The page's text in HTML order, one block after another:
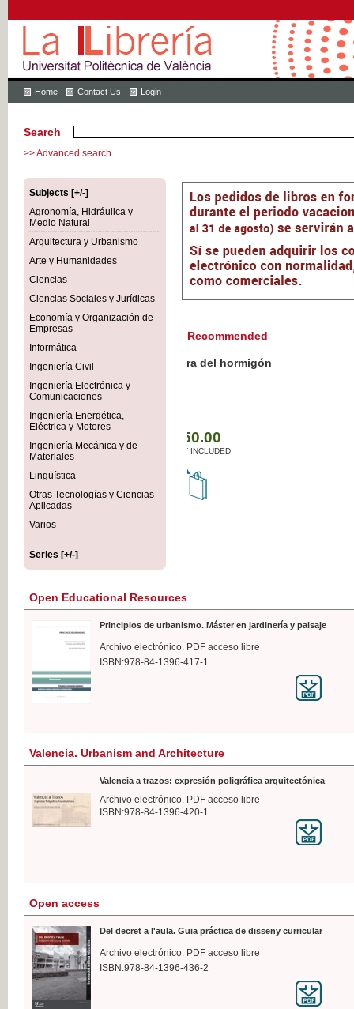
Home Contact Us Login
Search
>> Advanced search
Subjects [+/-]
Agronomía, Hidráulica y
Medio Natural
Arquitectura y Urbanismo
Arte y Humanidades
Ciencias
Ciencias Sociales y Jurídicas
Economía y Organización de
Empresas
Informática
Ingeniería Civil
Ingeniería Electrónica y
Comunicaciones
Ingeniería Energética,
Eléctrica y Motores
Ingeniería Mecánica y de
Materiales
Lingüística
Otras Tecnologías y Ciencias
Aplicadas
Varios
Series [+/-]
Recommended
Botánica Agroalimentaria
Open Educational Resources
Principios de urbanismo. Máster en jardinería y paisaje
Archivo electrónico. PDF acceso libre
ISBN:978-84-1396-417-1
Valencia. Urbanism and Architecture
Valencia a trazos: expresión poligráfica arquitectónica
Archivo electrónico. PDF acceso libre
ISBN:978-84-1396-420-1
Open access
Del decret a l'aula. Guia práctica de disseny curricular
Archivo electrónico. PDF acceso libre
ISBN:978-84-1396-436-2